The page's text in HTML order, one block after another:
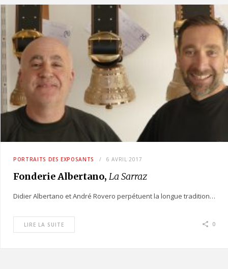
PORTRAITS DES EXPOSANTS 6 AVRIL 2017
Fonderie Albertano, La Sarraz
Didier Albertano et André Rovero perpétuent la longue tradition…
LIRE LA SUITE 0